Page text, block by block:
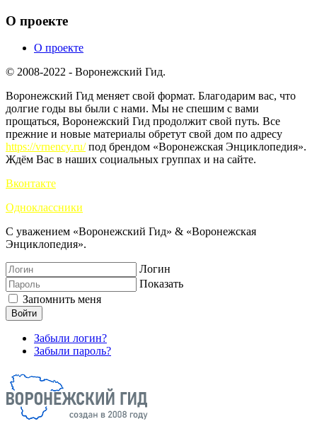
О проекте
О проекте
© 2008-2022 - Воронежский Гид.
Воронежский Гид меняет свой формат. Благодарим вас, что
долгие годы вы были с нами. Мы не спешим с вами
прощаться, Воронежский Гид продолжит свой путь. Все
прежние и новые материалы обретут свой дом по адресу
https://vrnency.ru/под брендом «Воронежская Энциклопедия».
Ждём Вас в наших социальных группах и на сайте.
Вконтакте
Одноклассники
С уважением «Воронежский Гид» & «Воронежская
Энциклопедия».
Логин
Показать
Запомнить меня
Войти
Забыли логин?
Забыли пароль?